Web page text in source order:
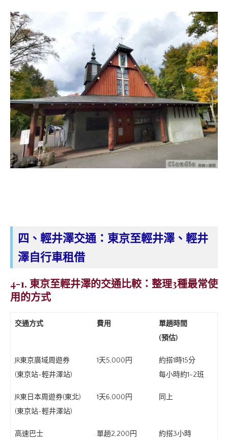
四、輕井澤交通：東京至輕井澤、輕井
澤自行車租借
4-1. 東京至輕井澤的交通比較：整理3種最常使
用的方式
交通方式 費用
單趟時間
(預估)
JR東京廣域周遊券
(東京站~輕井澤站)
1天5,000円
約搭1時15分
每小時約1-2班
JR東日本周遊券(東北)
(東京站~輕井澤站)
1天6,000円 同上
高速巴士
單趟2,200円
約搭3小時